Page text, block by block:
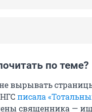
по теме?
вырывать
писала
священника —